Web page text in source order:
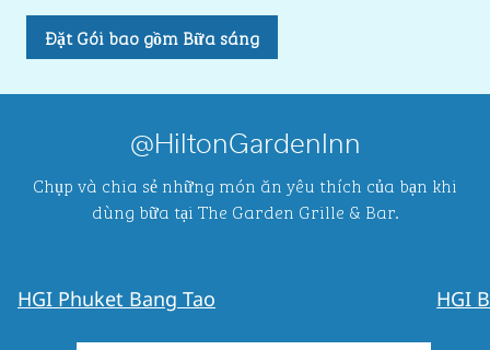
Đặt Gói bao gồm Bữa sáng
@HiltonGardenInn
Chụp và chia sẻ những món ăn yêu thích của bạn khi
dùng bữa tại The Garden Grille & Bar.
HGI Phuket Bang Tao HGI